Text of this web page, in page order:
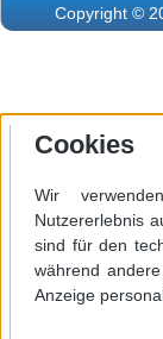
Copyright ©
Cookies
Wir
Nutzererlebnis
sind für den
während
Anzeige